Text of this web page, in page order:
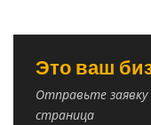
Это ваш
Отправьте
страница